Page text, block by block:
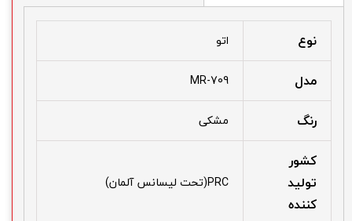
نوع اتو
مدل MR-709
رنگ مشکی
کشور
تولید
کننده
PRC(تحت لیسانس آلمان)